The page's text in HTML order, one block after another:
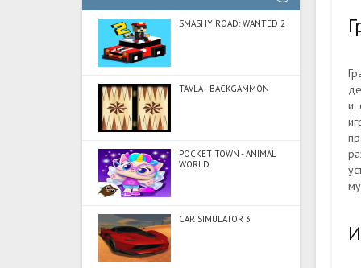
SMASHY ROAD: WANTED 2
TAVLA - BACKGAMMON
POCKET TOWN - ANIMAL
WORLD
CAR SIMULATOR 3
и